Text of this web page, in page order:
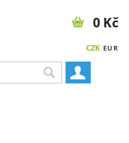
CZK EUR
0 Kč